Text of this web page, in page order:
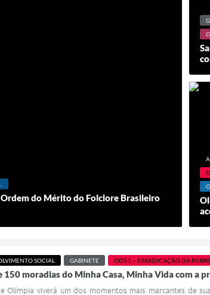
do Mérito do Folclore Brasileiro
SOCIAL GABINETE ODS 1 – ERRADICAÇÃO DA
150 moradias do Minha Casa, Minha Vida com a
Olímpia viverá um dos momentos mais marcantes de